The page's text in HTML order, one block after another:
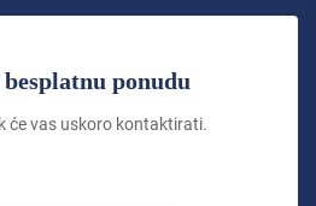
ponudu
će vas uskoro kontaktirati.